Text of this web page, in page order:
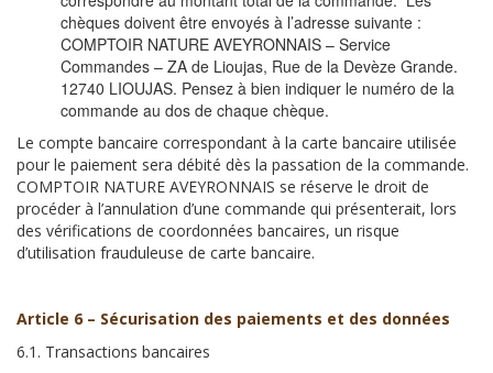
chèques doivent être envoyés à l’adresse suivante :
COMPTOIR NATURE AVEYRONNAIS – Service
Commandes – ZA de Lioujas, Rue de la Devèze Grande.
12740 LIOUJAS. Pensez à bien indiquer le numéro de la
commande au dos de chaque chèque.
Le compte bancaire correspondant à la carte bancaire utilisée
pour le paiement sera débité dès la passation de la commande.
COMPTOIR NATURE AVEYRONNAIS se réserve le droit de
procéder à l’annulation d’une commande qui présenterait, lors
des vérifications de coordonnées bancaires, un risque
d’utilisation frauduleuse de carte bancaire.
Article 6 – Sécurisation des paiements et des données
6.1. Transactions bancaires